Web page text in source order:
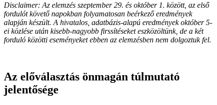
Disclaimer: Az elemzés szeptember 29. és október 1. között, az első
fordulót követő napokban folyamatosan beérkező eredmények
alapján készült. A hivatalos, adatbázis-alapú eredmények október 5-
ei közlése után kisebb-nagyobb firssítéseket eszközöltünk, de a két
forduló közötti eseményeket ebben az elemzésben nem dolgoztuk fel.
Az előválasztás önmagán túlmutató
jelentősége